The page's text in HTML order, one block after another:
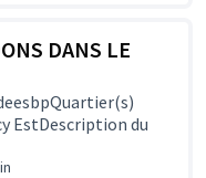
DANS LE
EstDescription du